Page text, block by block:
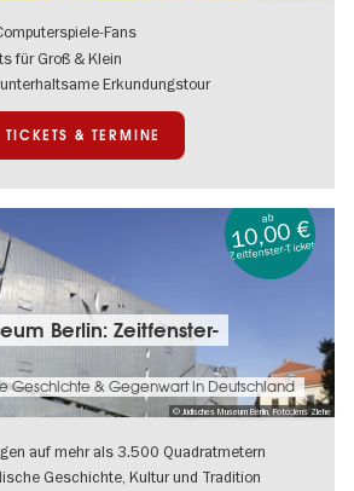
Fans
für Groß & Klein
Erkundungstour
TICKETS & TERMINE
© Jüdisches Museum Berlin, Foto:Jens Ziehe
Berlin: Zeitfenster-
Geschichte & Gegenwart in Deutschland
ab
10,00 €
Zeitfenster-Ticket
auf mehr als 3.500 Quadratmetern
Geschichte, Kultur und Tradition